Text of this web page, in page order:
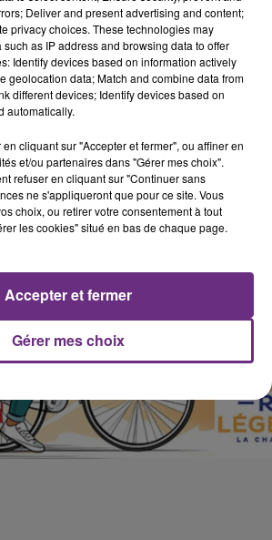
Deliver and present advertising and content;
privacy choices. These technologies may
as IP address and browsing data to offer
Identify devices based on information actively
geolocation data; Match and combine data from
different devices; Identify devices based on
automatically.
cliquant sur "Accepter et fermer", ou affiner en
et/ou partenaires dans "Gérer mes choix".
refuser en cliquant sur "Continuer sans
ne s'appliqueront que pour ce site. Vous
choix, ou retirer votre consentement à tout
les cookies" situé en bas de chaque page.
Gérer mes choix
Accepter et fermer